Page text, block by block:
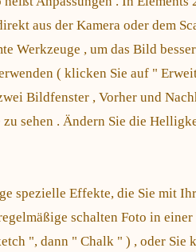
aus der Kamera oder dem
Werkzeuge , um das Bild
( klicken Sie auf "
Bildfenster , Vorher und
sehen . Ändern Sie die
spezielle Effekte, die Sie mit
schalten Foto in
", dann " Chalk " ) , oder Sie